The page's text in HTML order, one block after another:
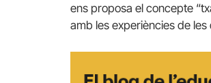
ens proposa el concepte
amb les experiències de